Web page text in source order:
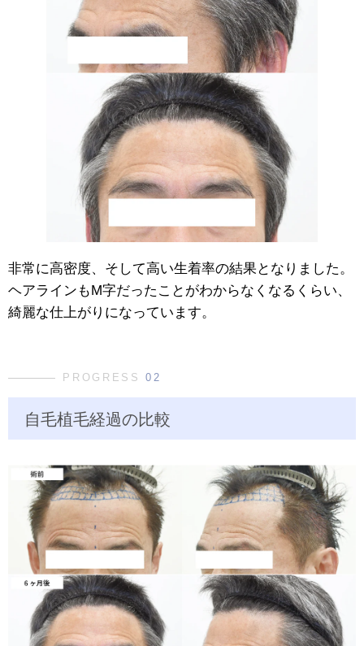
非常に高密度、そして高い生着率の結果となりました。
ヘアラインもM字だったことがわからなくなるくらい、
綺麗な仕上がりになっています。
PROGRESS02
自毛植毛経過の比較